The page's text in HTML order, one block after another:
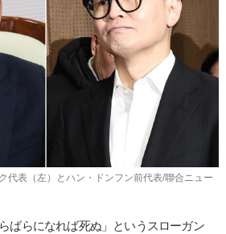
代表（左）とハン・ドンフン前代表/聯合ニュー
ばらになれば死ぬ」というスローガン